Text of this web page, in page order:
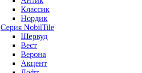
Классик
Нордик
Серия NobilTile
Шервуд
Вест
Верона
Акцент